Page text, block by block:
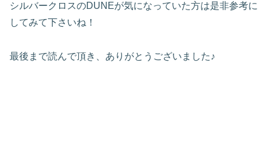
シルバークロスのDUNEが気になっていた方は是非参考に
してみて下さいね！
最後まで読んで頂き、ありがとうございました♪